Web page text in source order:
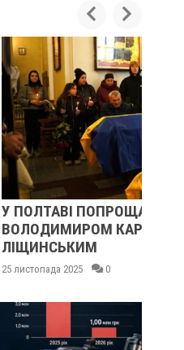
ІЗ ВІЙСЬКОВИМИ
ТА ОЛЕГОМ